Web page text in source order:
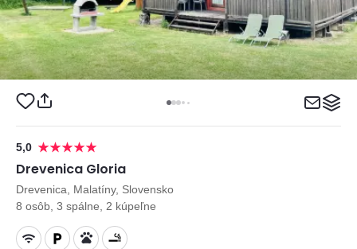
5,0
Drevenica Gloria
Drevenica, Malatíny, Slovensko
8 osôb, 3 spálne, 2 kúpeľne